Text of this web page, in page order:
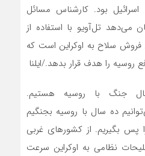
بود. کارشناس مسائل
تل‌آویو با ‌استفاده از
فروش سلاح به اوکراین است که
روسیه را هدف قرار بدهد./ایلنا
آماده ۱۰ سال جنگ با روسیه هستیم.
ده سال با روسیه بجنگیم
پس بگیریم. از کشورهای غربی
نظامی به اوکراین سرعت